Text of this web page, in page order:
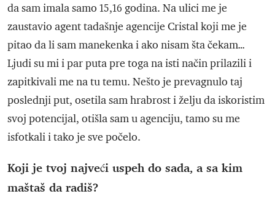
da sam imala samo 15,16 godina. Na ulici me je
zaustavio agent tadašnje agencije Cristal koji me je
pitao da li sam manekenka i ako nisam šta čekam…
Ljudi su mi i par puta pre toga na isti način prilazili i
zapitkivali me na tu temu. Nešto je prevagnulo taj
poslednji put, osetila sam hrabrost i želju da iskoristim
svoj potencijal, otišla sam u agenciju, tamo su me
isfotkali i tako je sve počelo.
Koji je tvoj najveći uspeh do sada, a sa kim
maštaš da radiš?